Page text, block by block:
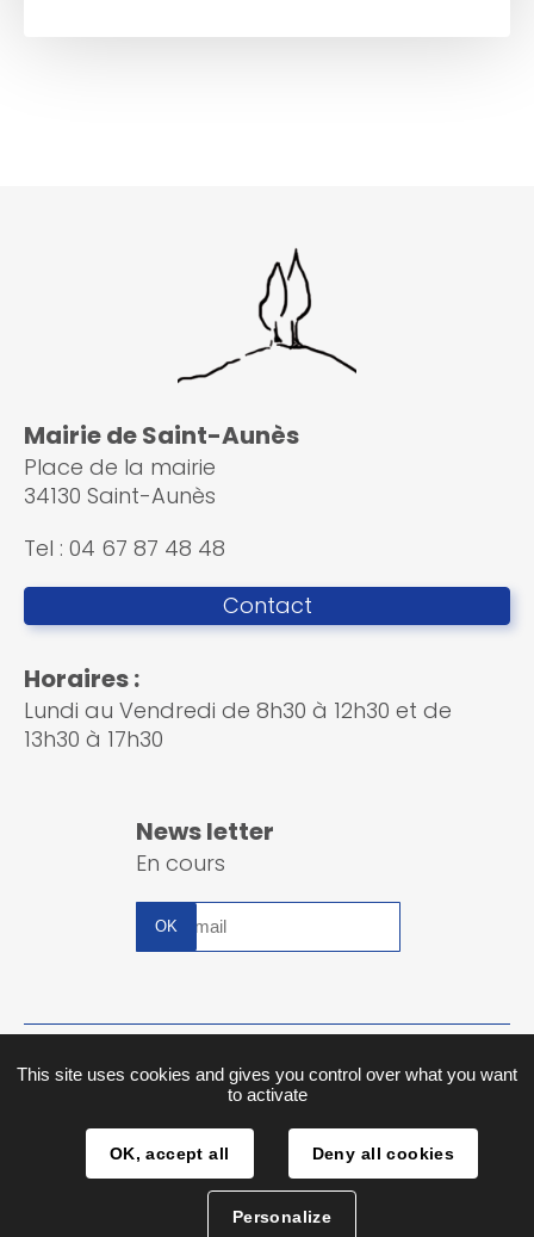
Mairie de Saint-Aunès
Place de la mairie
34130 Saint-Aunès
Tel : 04 67 87 48 48
Contact
Horaires :
Lundi au Vendredi de 8h30 à 12h30 et de
13h30 à 17h30
News letter
En cours
Inscription
Traitement des données
This site uses cookies and gives you control over what you want
to activate
OK, accept all Deny all cookies
Personalize